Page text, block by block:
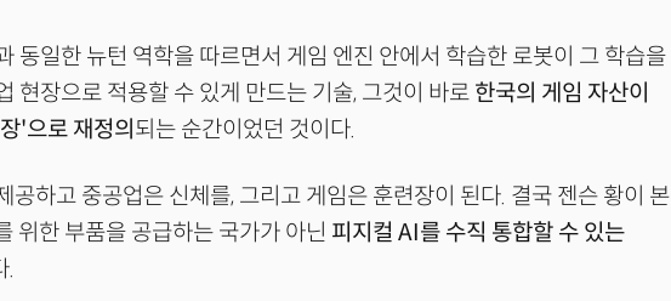
동일한 뉴턴 역학을 따르면서 게임 엔진 안에서 학습한 로봇이 그 학습을
현장으로 적용할 수 있게 만드는 기술, 그것이 바로 한국의 게임 자산이
'으로 재정의 되는 순간이었던 것이다.
공하고 중공업은 신체를, 그리고 게임은 훈련장이 된다. 결국 젠슨 황이 본
위한 부품을 공급하는 국가가 아닌 피지컬 AI를 수직 통합할 수 있는
.